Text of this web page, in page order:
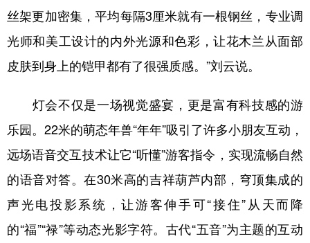
丝架更加密集，平均每隔3厘米就有一根钢丝，专业调
光师和美工设计的内外光源和色彩，让花木兰从面部
皮肤到身上的铠甲都有了很强质感。”刘云说。
灯会不仅是一场视觉盛宴，更是富有科技感的游
乐园。22米的萌态年兽“年年”吸引了许多小朋友互动，
远场语音交互技术让它“听懂”游客指令，实现流畅自然
的语音对答。在30米高的吉祥葫芦内部，穹顶集成的
声光电投影系统，让游客伸手可“接住”从天而降
的“福”“禄”等动态光影字符。古代“五音”为主题的互动